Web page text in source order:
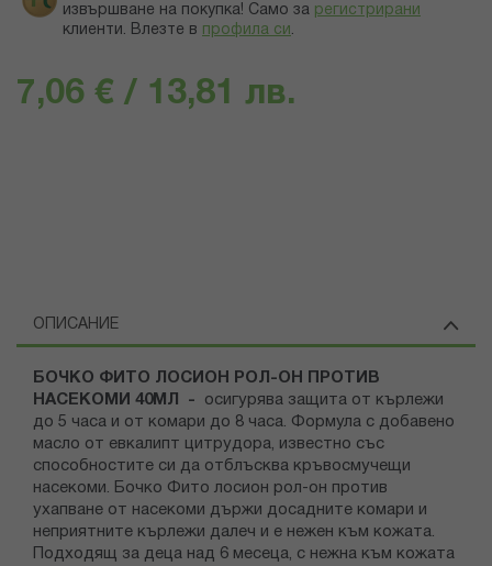
извършване на покупка! Само за регистрирани
клиенти. Влезте в профила си .
7,06 € / 13,81 лв.
ОПИСАНИЕ
БОЧКО ФИТО ЛОСИОН РОЛ-ОН ПРОТИВ
НАСЕКОМИ 40МЛ - осигурява защита от кърлежи
до 5 часа и от комари до 8 часа. Формула с добавено
масло от евкалипт цитрудора, известно със
способностите си да отблъсква кръвосмучещи
насекоми. Бочко Фито лосион рол-он против
ухапване от насекоми държи досадните комари и
неприятните кърлежи далеч и е нежен към кожата.
Подходящ за деца над 6 месеца, с нежна към кожата